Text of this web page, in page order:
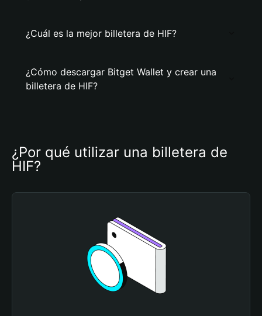
¿Cuál es la mejor billetera de HIF?
¿Cómo descargar Bitget Wallet y crear una
billetera de HIF?
¿Por qué utilizar una billetera de
HIF?